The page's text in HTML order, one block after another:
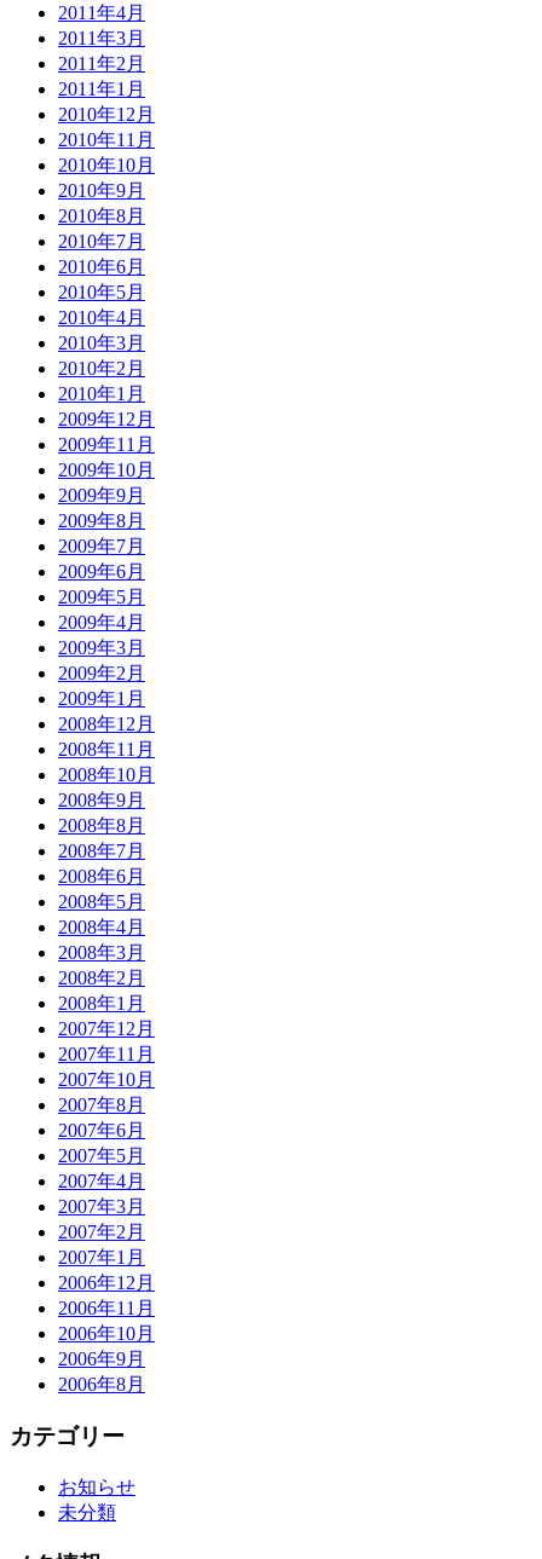
2011年4月
2011年3月
2011年2月
2011年1月
2010年12月
2010年11月
2010年10月
2010年9月
2010年8月
2010年7月
2010年6月
2010年5月
2010年4月
2010年3月
2010年2月
2010年1月
2009年12月
2009年11月
2009年10月
2009年9月
2009年8月
2009年7月
2009年6月
2009年5月
2009年4月
2009年3月
2009年2月
2009年1月
2008年12月
2008年11月
2008年10月
2008年9月
2008年8月
2008年7月
2008年6月
2008年5月
2008年4月
2008年3月
2008年2月
2008年1月
2007年12月
2007年11月
2007年10月
2007年8月
2007年6月
2007年5月
2007年4月
2007年3月
2007年2月
2007年1月
2006年12月
2006年11月
2006年10月
2006年9月
2006年8月
カテゴリー
お知らせ
未分類